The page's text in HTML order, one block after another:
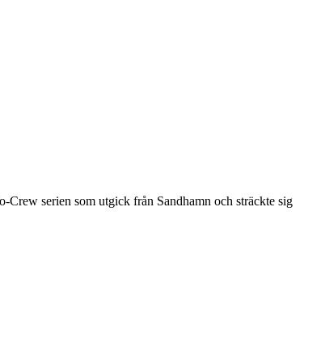
serien som utgick från Sandhamn och sträckte sig